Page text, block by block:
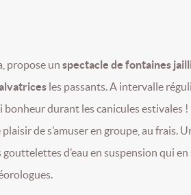
propose un spectacle de fontaines
les passants. A intervalle
bonheur durant les canicules estivales !
de s’amuser en groupe, au frais.
d’eau en suspension qui